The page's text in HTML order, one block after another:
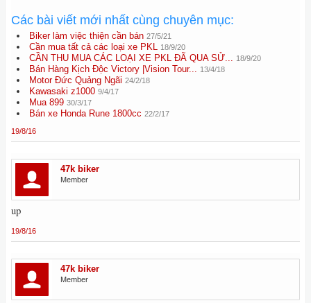
Các bài viết mới nhất cùng chuyên mục:
Biker làm việc thiện cần bán 27/5/21
Cần mua tất cả các loại xe PKL 18/9/20
CẦN THU MUA CÁC LOẠI XE PKL ĐÃ QUA SỬ... 18/9/20
Bán Hàng Kịch Độc Victory |Vision Tour... 13/4/18
Motor Đức Quảng Ngãi 24/2/18
Kawasaki z1000 9/4/17
Mua 899 30/3/17
Bán xe Honda Rune 1800cc 22/2/17
19/8/16
47k biker
Member
up
19/8/16
47k biker
Member